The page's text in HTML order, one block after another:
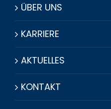
ÜBER UNS
KARRIERE
AKTUELLES
KONTAKT